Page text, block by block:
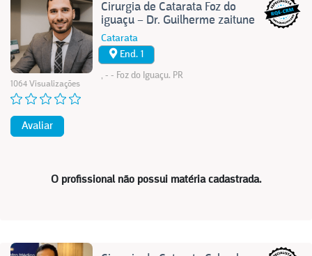
1064 Visualizações
Avaliar
Cirurgia de Catarata Foz do
iguaçu – Dr. Guilherme zaitune
Catarata
End. 1
, - - Foz do Iguaçu. PR
O profissional não possui matéria cadastrada.